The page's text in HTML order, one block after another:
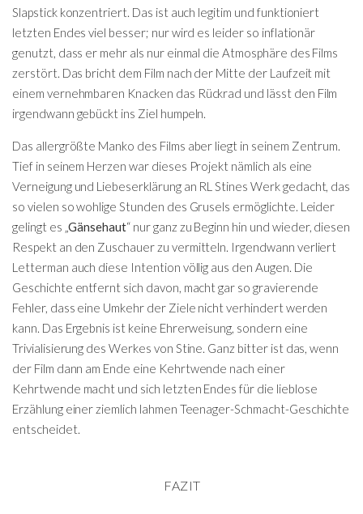
Slapstick konzentriert. Das ist auch legitim und funktioniert
letzten Endes viel besser; nur wird es leider so inflationär
genutzt, dass er mehr als nur einmal die Atmosphäre des Films
zerstört. Das bricht dem Film nach der Mitte der Laufzeit mit
einem vernehmbaren Knacken das Rückrad und lässt den Film
irgendwann gebückt ins Ziel humpeln.
Das allergrößte Manko des Films aber liegt in seinem Zentrum.
Tief in seinem Herzen war dieses Projekt nämlich als eine
Verneigung und Liebeserklärung an RL Stines Werk gedacht, das
so vielen so wohlige Stunden des Grusels ermöglichte. Leider
gelingt es „Gänsehaut“ nur ganz zu Beginn hin und wieder, diesen
Respekt an den Zuschauer zu vermitteln. Irgendwann verliert
Letterman auch diese Intention völlig aus den Augen. Die
Geschichte entfernt sich davon, macht gar so gravierende
Fehler, dass eine Umkehr der Ziele nicht verhindert werden
kann. Das Ergebnis ist keine Ehrerweisung, sondern eine
Trivialisierung des Werkes von Stine. Ganz bitter ist das, wenn
der Film dann am Ende eine Kehrtwende nach einer
Kehrtwende macht und sich letzten Endes für die lieblose
Erzählung einer ziemlich lahmen Teenager-Schmacht-Geschichte
entscheidet.
FAZIT